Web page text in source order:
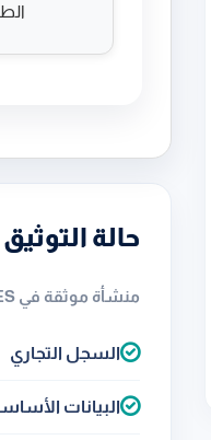
حالة التوثيق
منشأة موثقة في VWIRES
السجل التجاري
البيانات